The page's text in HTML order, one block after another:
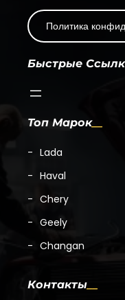
Политика
Быстрые
Топ Марок
Lada
Haval
Chery
Geely
Changan
Контакты